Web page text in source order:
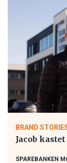
BRAND
Jacob
SPAREBANKEN